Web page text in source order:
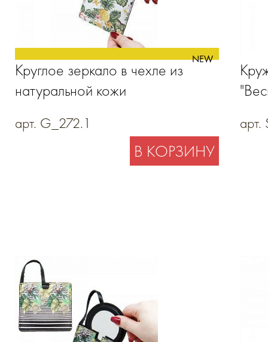
NEW
Круглое зеркало в чехле из
натуральной кожи
арт. G_272.1
В КОРЗИНУ
арт.